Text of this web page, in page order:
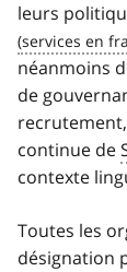
leurs
néanmoins
de
continue de
contexte
Toutes les
désignation